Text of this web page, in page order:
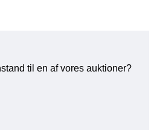
til en af vores auktioner?